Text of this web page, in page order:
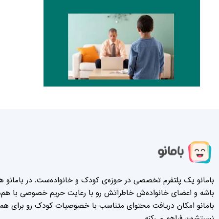
دربزرگسالی احتمال ابتلا به مشکلات توجه وتمرکز، مشکلات
سنی که بچه ها باید بازی کنن و با پدرومادر معاشرت داشته
باشن تا از این طریق خیلی از مهارت ها رو یاد بگیرین و
همچنین دایره لغاتشون رو افزایش بدن، تلویزیون جلوی
خیلی ازین یادگیری هارو میگیره. تلویزیون نگاه کردن مانع
جذاب تلویزیون بشه دیگه وقتی برای بازی های مفید نمیزاره
و به همین دلیل یادگیری بسیاری از مهارت ها رو از دست
توصیه نمیشه آموزش زبان انگلیسی و.. ممکنه برای مدتی
کودکمون رو با تلویزیون یا موبایل یا لپ تاپ بتونیم آروم و
ساکتش کنیم اما اینو بدونین که این روش در درازمدت اصلا
تبعات خوبی نخواهد داشت. من نمیگم تلویزیون برای زیر
بامانو یک پلتفرم تخصصی در حوزه‌ی کودک و خانواده‌ست. در بامانو
باشه و اعضای خانواده‌ش خاطراتش رو با رعایت حریم خصوصی با
بامانو امکان دریافت محتوای متناسب با خصوصیات کودک رو برای